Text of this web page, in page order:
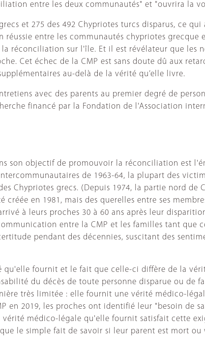
entre les deux communautés" et "ouvrira la
et 275 des 492 Chypriotes turcs disparus, ce
entre les communautés chypriotes
réconciliation sur l'île. Et il est révélateur que
Cet échec de la CMP est sans doute dû aux
au-delà de la vérité qu’elle livre.
avec des parents au premier degré de
financé par la Fondation de l'Association
son objectif de promouvoir la réconciliation est
de 1963-64, la plupart des
Chypriotes grecs. (Depuis 1974, la partie nord
en 1981, mais des querelles entre ses
à leurs proches 30 à 60 ans après leur
entre la CMP et les familles tant que
pendant des décennies, suscitant des
fournit et le fait que celle-ci diffère de la
du décès de toute personne disparue ou de
très limitée : elle fournit une vérité médico-
en 2019, les proches ont identifié leur "besoin
médico-légale qu'elle fournit satisfait cette
le simple fait de savoir si leur parent est mort